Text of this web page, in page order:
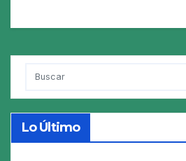
Lo Último